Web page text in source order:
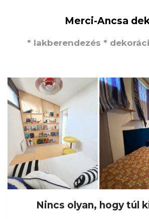
Merci-Ancsa
* lakberendezés *
Nincs olyan, hogy túl